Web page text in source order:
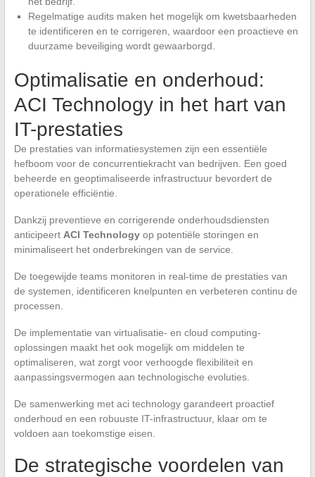
Regelmatige audits maken het mogelijk om kwetsbaarheden
te identificeren en te corrigeren, waardoor een proactieve en
duurzame beveiliging wordt gewaarborgd.
Optimalisatie en onderhoud:
ACI Technology in het hart van
IT-prestaties
De prestaties van informatiesystemen zijn een essentiële
hefboom voor de concurrentiekracht van bedrijven. Een goed
beheerde en geoptimaliseerde infrastructuur bevordert de
operationele efficiëntie.
Dankzij preventieve en corrigerende onderhoudsdiensten
anticipeert ACI Technologyop potentiële storingen en
minimaliseert het onderbrekingen van de service.
De toegewijde teams monitoren in real-time de prestaties van
de systemen, identificeren knelpunten en verbeteren continu de
processen.
De implementatie van virtualisatie- en cloud computing-
oplossingen maakt het ook mogelijk om middelen te
optimaliseren, wat zorgt voor verhoogde flexibiliteit en
aanpassingsvermogen aan technologische evoluties.
De samenwerking met aci technology garandeert proactief
onderhoud en een robuuste IT-infrastructuur, klaar om te
voldoen aan toekomstige eisen.
De strategische voordelen van